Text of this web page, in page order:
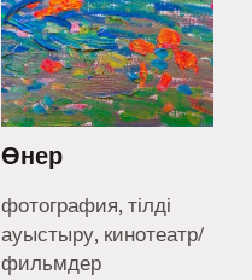
Өнер
фотография, тілді
ауыстыру, кинотеатр/
фильмдер